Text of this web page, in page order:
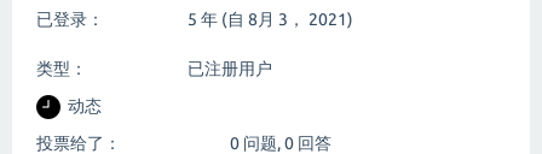
已登录： 5 年 (自 8月 3， 2021)
类型：
已注册用户
动态
投票给了：
0 问题,0 回答